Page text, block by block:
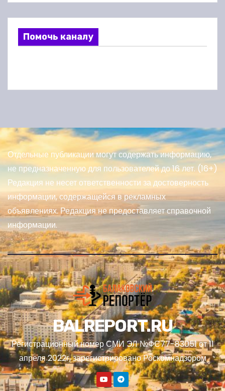
Помочь каналу
Отдельные публикации могут содержать информацию,
не предназначенную для пользователей до 16 лет. (16+)
Редакция не несет ответственности за достоверность
информации, содержащейся в рекламных
объявлениях. Редакция не предоставляет справочной
информации.
BALREPORT.RU
Регистрационный номер СМИ ЭЛ №ФС77-83051 от 11
апреля 2022г, зарегистрировано Роскомнадзором